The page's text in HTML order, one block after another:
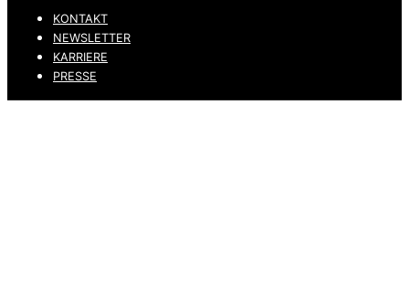
KONTAKT
NEWSLETTER
KARRIERE
PRESSE